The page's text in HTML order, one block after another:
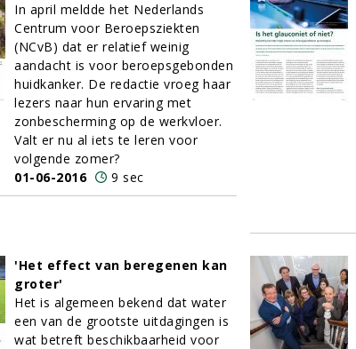
In april meldde het Nederlands
Centrum voor Beroepsziekten
(NCvB) dat er relatief weinig
aandacht is voor beroepsgebonden
huidkanker. De redactie vroeg haar
lezers naar hun ervaring met
zonbescherming op de werkvloer.
Valt er nu al iets te leren voor
volgende zomer?
01-06-2016
9 sec
'Het effect van beregenen kan
groter'
Het is algemeen bekend dat water
een van de grootste uitdagingen is
wat betreft beschikbaarheid voor